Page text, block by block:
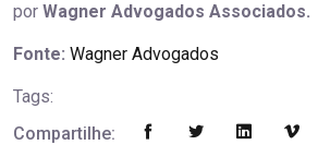
por Wagner Advogados Associados.
Fonte: Wagner Advogados
Tags:
Compartilhe: